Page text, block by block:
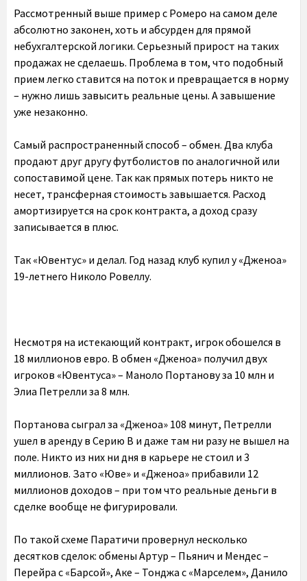
Рассмотренный выше пример с Ромеро на самом деле
абсолютно законен, хоть и абсурден для прямой
небухгалтерской логики. Серьезный прирост на таких
продажах не сделаешь. Проблема в том, что подобный
прием легко ставится на поток и превращается в норму
– нужно лишь завысить реальные цены. А завышение
уже незаконно.
Самый распространенный способ – обмен. Два клуба
продают друг другу футболистов по аналогичной или
сопоставимой цене. Так как прямых потерь никто не
несет, трансферная стоимость завышается. Расход
амортизируется на срок контракта, а доход сразу
записывается в плюс.
Так «Ювентус» и делал. Год назад клуб купил у «Дженоа»
19-летнего Николо Ровеллу.
Несмотря на истекающий контракт, игрок обошелся в
18 миллионов евро. В обмен «Дженоа» получил двух
игроков «Ювентуса» – Маноло Портанову за 10 млн и
Элиа Петрелли за 8 млн.
Портанова сыграл за «Дженоа» 108 минут, Петрелли
ушел в аренду в Серию В и даже там ни разу не вышел на
поле. Никто из них ни дня в карьере не стоил и 3
миллионов. Зато «Юве» и «Дженоа» прибавили 12
миллионов доходов – при том что реальные деньги в
сделке вообще не фигурировали.
По такой схеме Паратичи провернул несколько
десятков сделок: обмены Артур – Пьянич и Мендес –
Перейра с «Барсой», Аке – Тонджа с «Марселем», Данило